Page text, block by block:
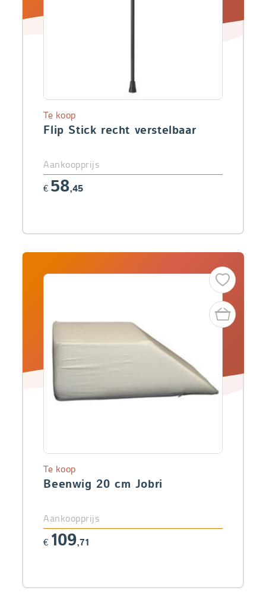
Flip Stick recht verstelbaar
Te koop
Aankoopprijs
€ 58,45
Beenwig 20 cm Jobri
Te koop
Aankoopprijs
€ 109,71